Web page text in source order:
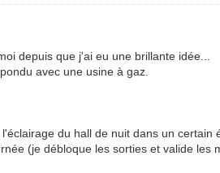
depuis que j'ai eu une brillante idée...
avec une usine à gaz.
du hall de nuit dans un
(je débloque les sorties et valide les